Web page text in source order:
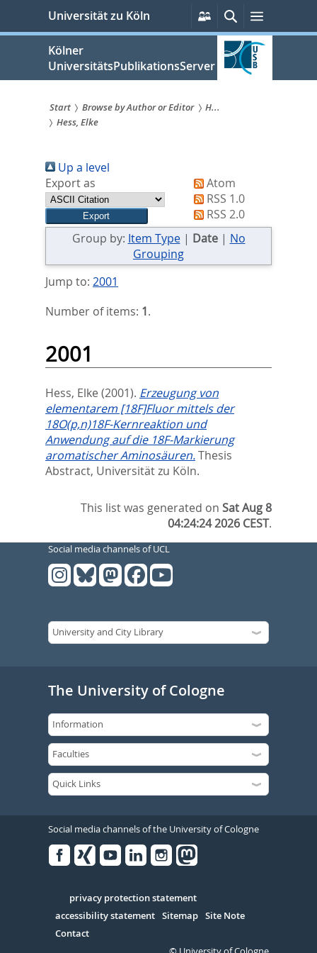
springen
Universität zu Köln
Persönliche
Services
SucheMenü
Kölner
UniversitätsPublikationsServer
Sie
sind
hier:
Start Browse by Author or Editor
H...
Hess, Elke
Up a level
Export as
Atom
RSS 1.0
RSS 2.0
Group by: Item Type| Date| No
Grouping
Jump to: 2001
Number of items: 1.
2001
Hess, Elke (2001). Erzeugung von
elementarem [18F]Fluor mittels der
18O(p,n)18F-Kernreaktion und
Anwendung auf die 18F-Markierung
aromatischer Aminosäuren.Thesis
Abstract, Universität zu Köln.
This list was generated onSat Aug 8
04:24:24 2026 CEST.
Social media channels of UCL
The University of Cologne
Social media channels of the University of Cologne
Serivce
privacy protection statement
accessibility statement Sitemap Site Note
Contact